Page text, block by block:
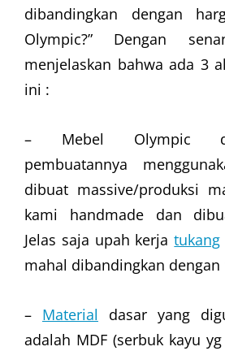
dibandingkan dengan
Olympic?” Dengan
menjelaskan bahwa ada 3
ini :
– Mebel Olympic
pembuatannya
dibuat massive/produksi
kami handmade dan
Jelas saja upah kerjatukang
mahal dibandingkan
– Material dasar yang
adalah MDF (serbuk kayu